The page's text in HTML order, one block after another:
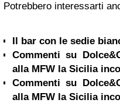
Potrebbero interessarti
Il bar con le sedie
Commenti su
alla MFW la Sicilia
Commenti su
alla MFW la Sicilia